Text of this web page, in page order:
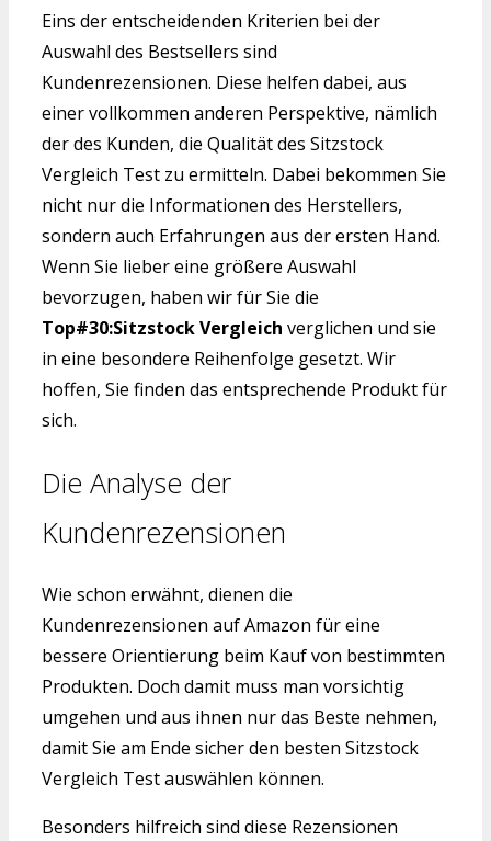
Eins der entscheidenden Kriterien bei der
Auswahl des Bestsellers sind
Kundenrezensionen. Diese helfen dabei, aus
einer vollkommen anderen Perspektive, nämlich
der des Kunden, die Qualität des Sitzstock
Vergleich Test zu ermitteln. Dabei bekommen Sie
nicht nur die Informationen des Herstellers,
sondern auch Erfahrungen aus der ersten Hand.
Wenn Sie lieber eine größere Auswahl
bevorzugen, haben wir für Sie die
Top#30:Sitzstock Vergleich verglichen und sie
in eine besondere Reihenfolge gesetzt. Wir
hoffen, Sie finden das entsprechende Produkt für
sich.
Die Analyse der
Kundenrezensionen
Wie schon erwähnt, dienen die
Kundenrezensionen auf Amazon für eine
bessere Orientierung beim Kauf von bestimmten
Produkten. Doch damit muss man vorsichtig
umgehen und aus ihnen nur das Beste nehmen,
damit Sie am Ende sicher den besten Sitzstock
Vergleich Test auswählen können.
Besonders hilfreich sind diese Rezensionen